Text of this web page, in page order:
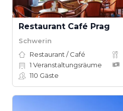
Restaurant Café Prag
Schwerin
Restaurant / Café
1 Veranstaltungsräume
110 Gäste